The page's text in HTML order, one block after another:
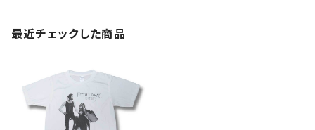
最近チェックした商品